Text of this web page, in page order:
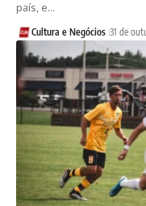
país, e…
Cultura e Negócios 31 de